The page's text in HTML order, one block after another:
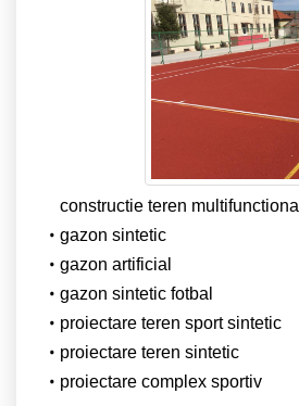
constructie teren multifunctional
gazon sintetic
gazon artificial
gazon sintetic fotbal
proiectare teren sport sintetic
proiectare teren sintetic
proiectare complex sportiv